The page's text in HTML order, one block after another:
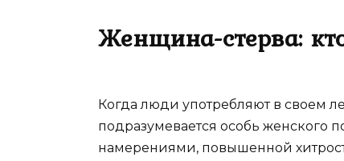
Женщина-стерва:
Когда люди употребляют в своем
подразумевается особь женского
намерениями, повышенной